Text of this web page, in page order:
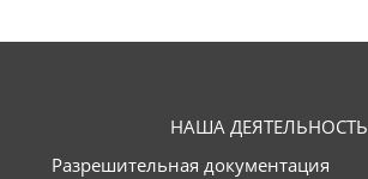
НАША ДЕЯТЕЛЬНОСТЬ
Разрешительная документация